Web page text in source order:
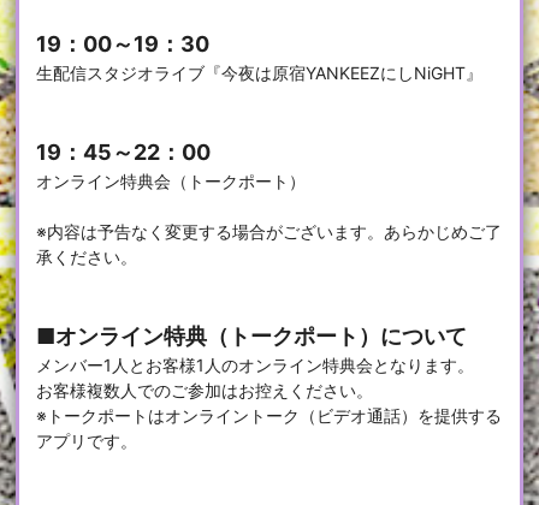
19：00～19：30
生配信スタジオライブ『今夜は原宿YANKEEZにしNiGHT』
19：45～22：00
オンライン特典会（トークポート）
※内容は予告なく変更する場合がございます。あらかじめご了
承ください。
■オンライン特典（トークポート）について
メンバー1人とお客様1人のオンライン特典会となります。
お客様複数人でのご参加はお控えください。
※トークポートはオンライントーク（ビデオ通話）を提供する
アプリです。